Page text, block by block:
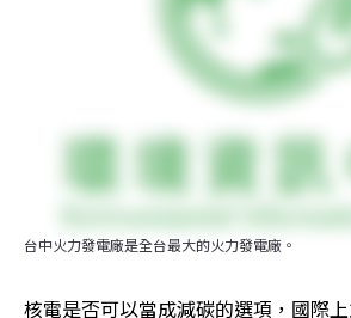
台中火力發電廠是全台最大的火力發電廠。
核電是否可以當成減碳的選項，國際